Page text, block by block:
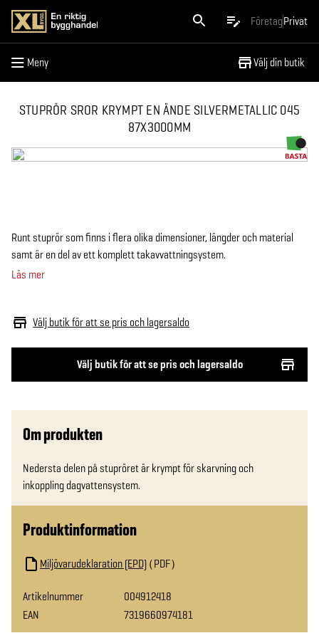
FöretagPrivat
Meny Välj din butik
Meny
STUPRÖR SROR KRYMPT EN ÄNDE SILVERMETALLIC 045
87X3000MM
Välj butik för att se pris och lagersaldo
Välj butik för att se pris och lagersaldo
Runt stuprör som finns i flera olika dimensioner, längder och material
samt är en del av ett komplett takavvattningsystem.
Läs mer
Om produkten
Nedersta delen på stupröret är krympt för skarvning och
inkoppling dagvattensystem.
Produktinformation
Miljövarudeklaration (EPD) PDF
Artikelnummer
004912418
EAN
7319660974181